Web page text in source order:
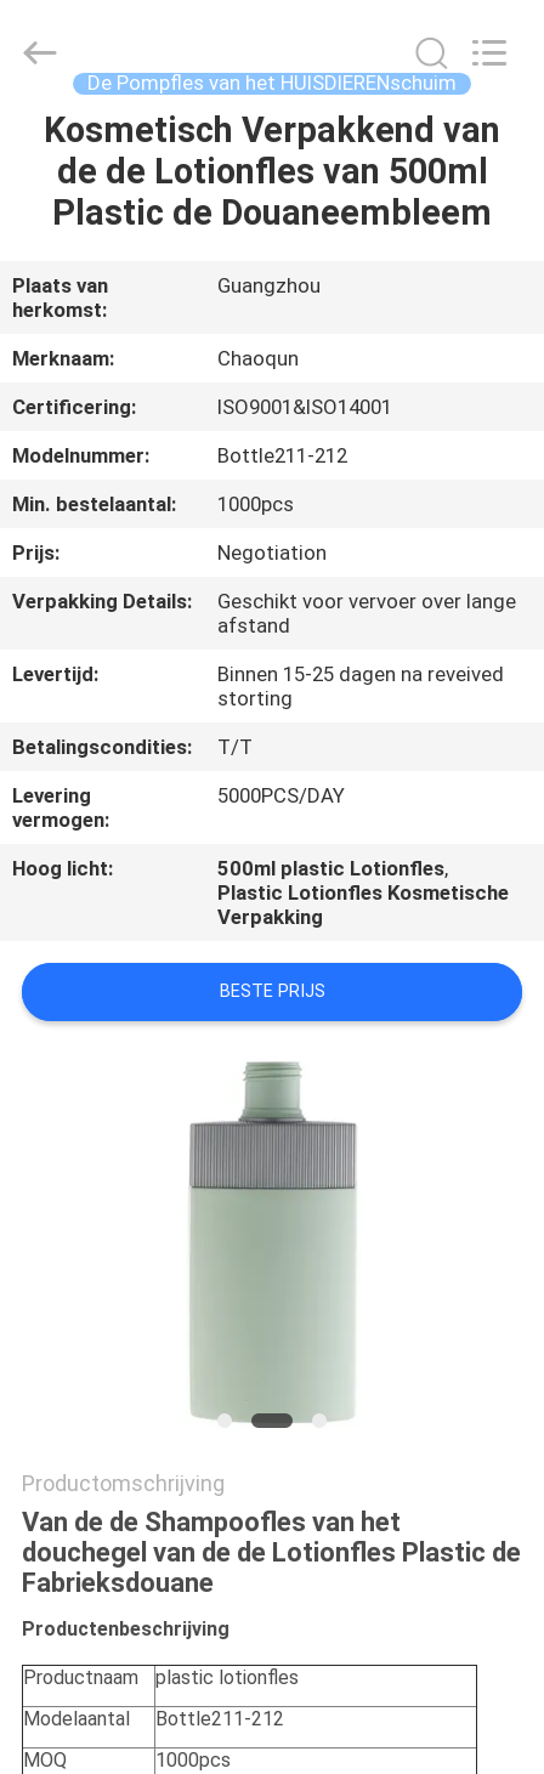
HUIS
PRODUCTEN
ONGEVEER
ONS
FABRIEKSREIS
CONTACTEER
ONS
NIEUWS
GEVALLEN
De Pompfles van het HUISDIERENschuim
Kosmetisch Verpakkend van
de de Lotionfles van 500ml
Plastic de Douaneembleem
Plaats van
herkomst:
Guangzhou
Merknaam:
Chaoqun
Certificering:
ISO9001&ISO14001
Modelnummer:
Bottle211-212
Min. bestelaantal:
1000pcs
Prijs:
Negotiation
Verpakking Details:
Geschikt voor vervoer over lange
afstand
Levertijd:
Binnen 15-25 dagen na reveived
storting
Betalingscondities:
T/T
Levering
vermogen:
5000PCS/DAY
Hoog licht: 500ml plastic Lotionfles,
Plastic Lotionfles Kosmetische
Verpakking
BESTE PRIJS
Productomschrijving
Van de de Shampoofles van het
douchegel van de de Lotionfles Plastic de
Fabrieksdouane
Productenbeschrijving
Productnaam
plastic lotionfles
Modelaantal
Bottle211-212
MOQ
1000pcs